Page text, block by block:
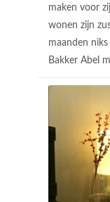
maken voor
wonen zijn
maanden
Bakker Abel